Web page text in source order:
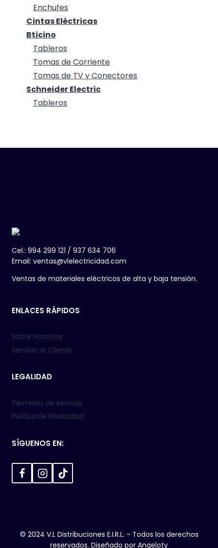
Enchufes
Cintas Eléctricas
Bticino
Tableros
Tomas de Corriente
Tomas de TV y Conectores
Schneider Electric
Tableros
Cel.: 994 299 121 / 937 634 706
Email: ventas@vlelectricidad.com
Ventas de materiales eléctricos de alta y baja tensión.
ENLACES RÁPIDOS
Sobre nosotros
Servicio al Cliente
LEGALIDAD
Términos de servicio
Politica de Privacidad
SÍGUENOS EN:
© 2024 V.L Distribuciones E.I.R.L. - Todos los derechos
reservados. Diseñado por Angeloty